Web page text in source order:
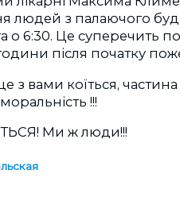
людей з палаючого
о 6:30. Це суперечить
години після початку
з вами коїться, частина
!!!
Ми ж люди!!!